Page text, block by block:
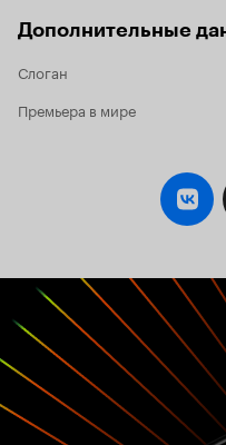
Дополнительные
Слоган
Премьера в мире